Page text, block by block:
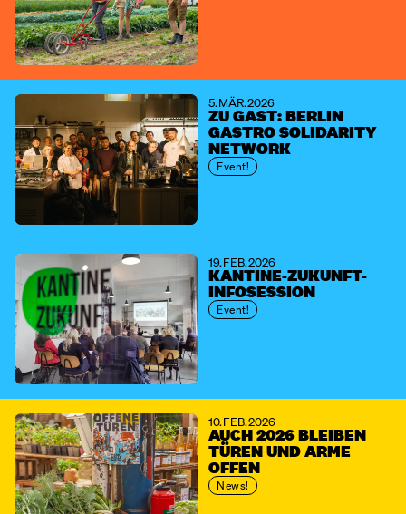
5. MÄR. 2026
ZU GAST: BERLIN
GASTRO SOLIDARITY
NETWORK
Event!
19. FEB. 2026
KANTINE-ZUKUNFT-
INFOSESSION
Event!
10. FEB. 2026
AUCH 2026 BLEIBEN
TÜREN UND ARME
OFFEN
News!